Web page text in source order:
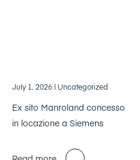
July 1, 2026 | Uncategorized
Ex sito Manroland concesso
in locazione a Siemens